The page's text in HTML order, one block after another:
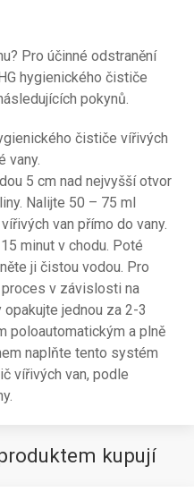
Pro účinné odstranění
hygienického čističe
pokynů.
čističe vířivých
vany.
5 cm nad nejvyšší otvor
Nalijte 50 – 75 ml
van přímo do vany.
minut v chodu. Poté
ji čistou vodou. Pro
v závislosti na
jednou za 2-3
poloautomatickým a plně
naplňte tento systém
vířivých van, podle
kupují